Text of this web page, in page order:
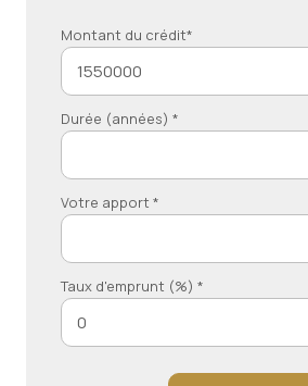
Montant du crédit*
Durée (années) *
Votre apport *
Taux d'emprunt (%) *